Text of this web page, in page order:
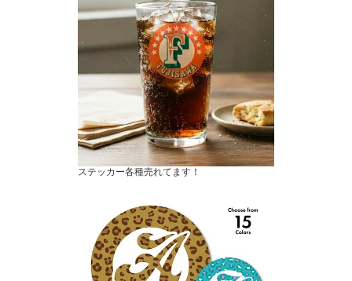
ステッカー各種売れてます！